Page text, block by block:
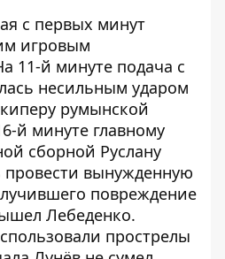
с первых минут
игровым
11-й минуте подача с
несильным ударом
румынской
й минуте главному
сборной Руслану
вынужденную
повреждение
Лебеденко.
прострелы